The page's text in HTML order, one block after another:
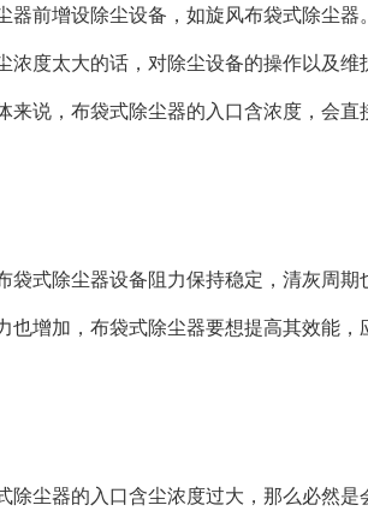
前增设除尘设备，如旋风布袋式除尘器
度太大的话，对除尘设备的操作以及维
说，布袋式除尘器的入口含浓度，会直
式除尘器设备阻力保持稳定，清灰周期
增加，布袋式除尘器要想提高其效能，
尘器的入口含尘浓度过大，那么必然是